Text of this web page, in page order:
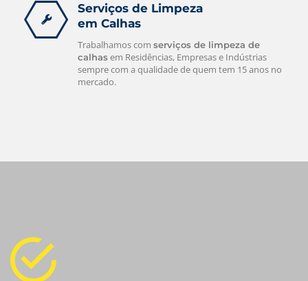
Serviços de Limpeza
em Calhas
Trabalhamos com serviços de limpeza de
calhasem Residências, Empresas e Indústrias
sempre com a qualidade de quem tem 15 anos no
mercado.